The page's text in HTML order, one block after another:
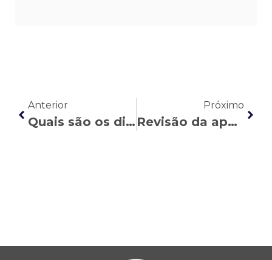
Anterior
Quais são os direitos do trabalhador de frigorífico
Próximo
Revisão da aposentadoria: como fazer o pedido?